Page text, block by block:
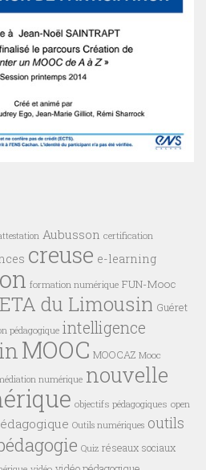
Aubusson certification
creuse e-learning
formation numérique FUN-Mooc
du Limousin Guéret
pédagogique intelligence
MOOC MOOCAZ Mooc
numérique nouvelle
objectifs pédagogiques open
Outils numériques outils
Quiz réseaux sociaux